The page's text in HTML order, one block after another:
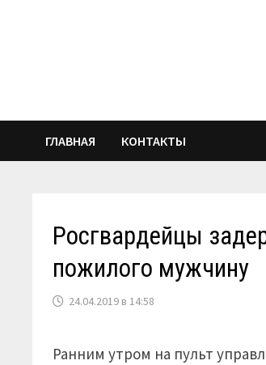
ГЛАВНАЯ КОНТАКТЫ
Росгвардейцы
пожилого мужчину
24.04.2019 в 14:58
Ранним утром на пульт